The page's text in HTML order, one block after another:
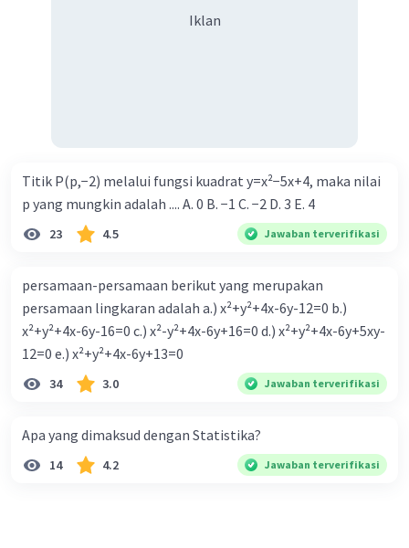
Iklan
Titik P(p,−2) melalui fungsi kuadrat y=x²−5x+4, maka nilai
p yang mungkin adalah .... A. 0 B. −1 C. −2 D. 3 E. 4
23 4.5 Jawaban terverifikasi
persamaan-persamaan berikut yang merupakan
persamaan lingkaran adalah a.) x²+y²+4x-6y-12=0 b.)
x²+y²+4x-6y-16=0 c.) x²-y²+4x-6y+16=0 d.) x²+y²+4x-6y+5xy-
12=0 e.) x²+y²+4x-6y+13=0
34 3.0 Jawaban terverifikasi
Apa yang dimaksud dengan Statistika?
14 4.2 Jawaban terverifikasi